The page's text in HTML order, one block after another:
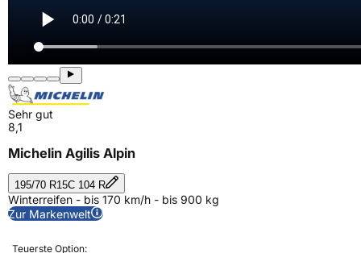
Sehr gut
8,1
Michelin Agilis Alpin
195/70 R15C 104 R
Winterreifen - bis 170 km/h - bis 900 kg
Zur Markenwelt
Teuerste Option: